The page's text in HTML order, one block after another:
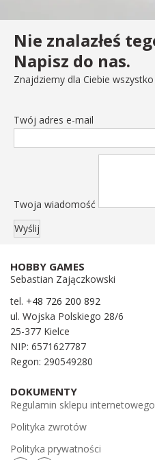
Nie znalazłeś
Napisz do nas.
Znajdziemy dla Ciebie
Twój adres e-mail
Twoja wiadomość
HOBBY GAMES
Sebastian Zajączkowski
tel. +48 726 200 892
ul. Wojska Polskiego 28/6
25-377 Kielce
NIP: 6571627787
Regon: 290549280
DOKUMENTY
Regulamin sklepu internetowego
Polityka zwrotów
Polityka prywatności